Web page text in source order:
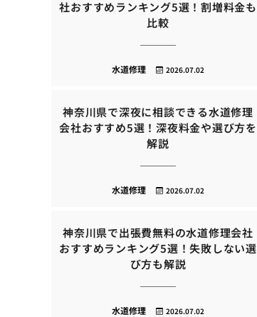
社おすすめランキング5選！割増料金も
比較
2026.07.02
水道修理
神奈川県で深夜に相談できる水道修理
会社おすすめ5選！深夜料金や選び方を
解説
2026.07.02
水道修理
神奈川県で出張費無料の水道修理会社
おすすめランキング5選！失敗しない選
び方も解説
2026.07.02
水道修理